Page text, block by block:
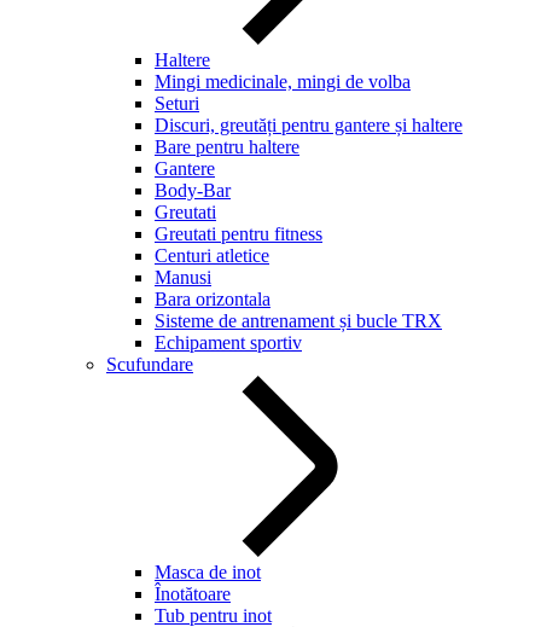
Haltere
Mingi medicinale, mingi de volba
Seturi
Discuri, greutăți pentru gantere și haltere
Bare pentru haltere
Gantere
Body-Bar
Greutati
Greutati pentru fitness
Centuri atletice
Manusi
Bara orizontala
Sisteme de antrenament și bucle TRX
Echipament sportiv
Scufundare
Masca de inot
Înotătoare
Tub pentru inot